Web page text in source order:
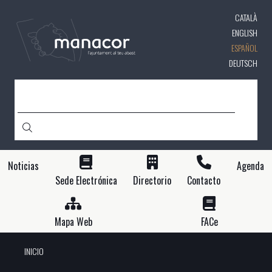
contenido
principal
CATALÀ
ENGLISH
ESPAÑOL
DEUTSCH
Noticias
Sede Electrónica
Directorio Contacto
Agenda
Mapa Web FACe
INICIO